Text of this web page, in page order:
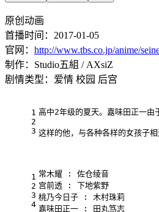
原创动画
首播时间：2017-01-05
官网： http://www.tbs.co.jp/anime/
制作：Studio五組 / AXsiZ
剧情类型：爱情 校园 后宫
1
2
3
高中2年级的夏天。嘉味田正一由
这样的他，与各种各样的女孩子
1
2
3
4
常木耀 : 佐仓绫音
宫前透 : 下地紫野
桃乃今日子 : 木村珠莉
嘉味田正一 : 田丸笃志